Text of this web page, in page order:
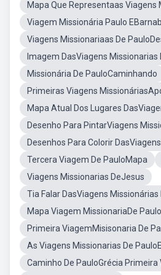
Mapa Que Representaas Viagens
Viagem Missionária Paulo
Viagens Missionariaas De
Imagem DasViagens Missionarias
Missionária De PauloCaminhando
Primeiras Viagens
Mapa Atual Dos Lugares
Desenho Para PintarViagens
Desenhos Para Colorir
Tercera Viagem De PauloMapa
Viagens Missionarias DeJesus
Tia Falar DasViagens Missionárias
Mapa Viagem MissionariaDe
Primeira ViagemMisisonaria De
As Viagens Missionarias De
Caminho De PauloGrécia Primeira